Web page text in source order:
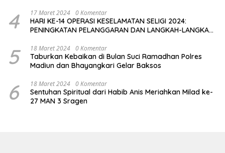
4 17 Maret 2024 0 Komentar
HARI KE-14 OPERASI KESELAMATAN SELIGI 2024:
PENINGKATAN PELANGGARAN DAN LANGKAH-LANGKAH
5 18 Maret 2024 0 Komentar
Taburkan Kebaikan di Bulan Suci Ramadhan Polres
Madiun dan Bhayangkari Gelar Baksos
6 18 Maret 2024 0 Komentar
Sentuhan Spiritual dari Habib Anis Meriahkan Milad ke-
27 MAN 3 Sragen